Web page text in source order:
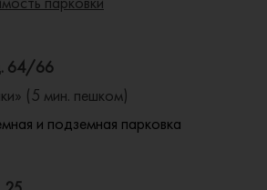
64/66
(5 мин. пешком)
и подземная парковка